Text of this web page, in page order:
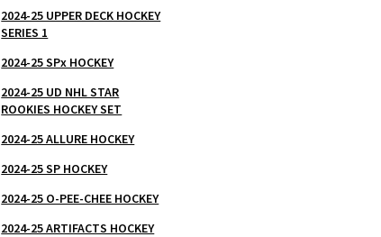
2024-25 UPPER DECK HOCKEY
SERIES 1
2024-25 SPx HOCKEY
2024-25 UD NHL STAR
ROOKIES HOCKEY SET
2024-25 ALLURE HOCKEY
2024-25 SP HOCKEY
2024-25 O-PEE-CHEE HOCKEY
2024-25 ARTIFACTS HOCKEY